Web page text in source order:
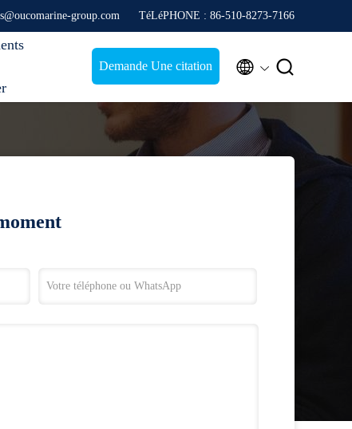
group.com TéLéPHONE : 86-510-8273-7166
Demande Une citation  